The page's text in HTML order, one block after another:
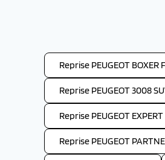
Reprise PEUGEOT BOXER
Reprise PEUGEOT 3008
Reprise PEUGEOT
Reprise PEUGEOT